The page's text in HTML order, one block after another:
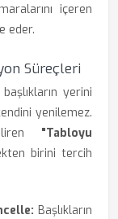
içeren
eder.
Süreçleri
yerini
yenilemez.
"Tabloyu
birini tercih
Başlıkların